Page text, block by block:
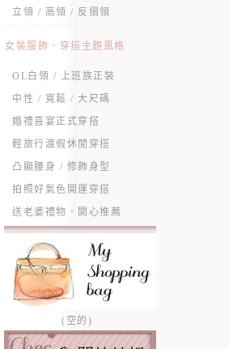
立領 / 高領 / 反摺領
女裝服飾．穿搭主題風格
OL白領 / 上班族正裝
中性 / 寬鬆 / 大尺碼
婚禮喜宴正式穿搭
輕旅行渡假休閒穿搭
凸顯腰身 / 修飾身型
拍照好氣色開運穿搭
送老婆禮物．開心推薦
(空的)